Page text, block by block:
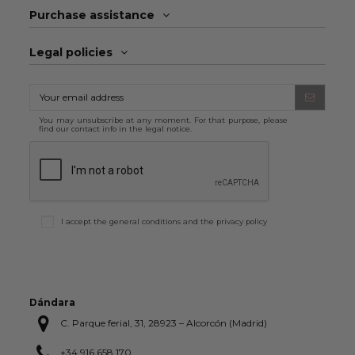
Purchase assistance
Legal policies
You may unsubscribe at any moment. For that purpose, please
find our contact info in the legal notice.
I accept the general conditions and the privacy policy
Dándara
C. Parque ferial, 31, 28923 – Alcorcón (Madrid)
+34 916 658 170